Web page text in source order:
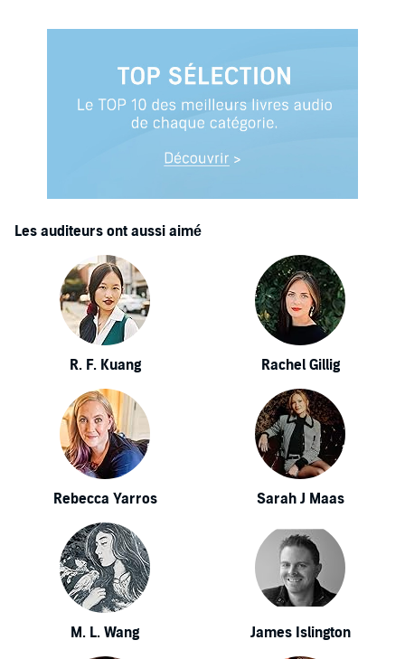
Les auditeurs ont aussi aimé
R. F. Kuang Rachel Gillig
Rebecca Yarros Sarah J Maas
M. L. Wang James Islington